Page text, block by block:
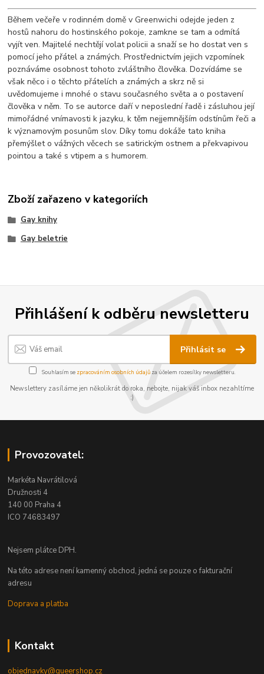
Během večeře v rodinném domě v Greenwichi odejde jeden z
hostů nahoru do hostinského pokoje, zamkne se tam a odmítá
vyjít ven. Majitelé nechtějí volat policii a snaží se ho dostat ven s
pomocí jeho přátel a známých. Prostřednictvím jejich vzpomínek
poznáváme osobnost tohoto zvláštního člověka. Dozvídáme se
však něco i o těchto přátelích a známých a skrz ně si
uvědomujeme i mnohé o stavu současného světa a o postavení
člověka v něm. To se autorce daří v neposlední řadě i zásluhou její
mimořádné vnímavosti k jazyku, k těm nejjemnějším odstínům řeči a
k významovým posunům slov. Díky tomu dokáže tato kniha
přemýšlet o vážných věcech se satirickým ostnem a překvapivou
pointou a také s vtipem a s humorem.
Zboží zařazeno v kategoriích
Gay knihy
Gay beletrie
Přihlášení k odběru newsletteru
Přihlásit se
Souhlasím se zpracováním osobních údajůza účelem rozesílky newsletteru.
Newslettery zasíláme jen několikrát do roka, nebojte, nijak váš inbox nezahltíme
:)
Provozovatel:
Markéta Navrátilová
Družnosti 4
140 00 Praha 4
ICO 74683497
Nejsem plátce DPH.
Na této adrese není kamenný obchod, jedná se pouze o fakturační
adresu
Doprava a platba
Kontakt
objednavky@queershop.cz